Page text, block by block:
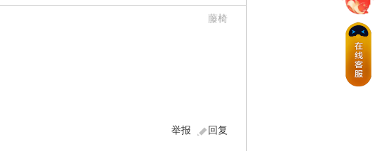
藤椅
回复
举报